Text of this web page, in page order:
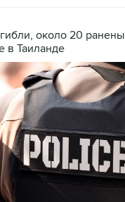
около 20
в Таиланде